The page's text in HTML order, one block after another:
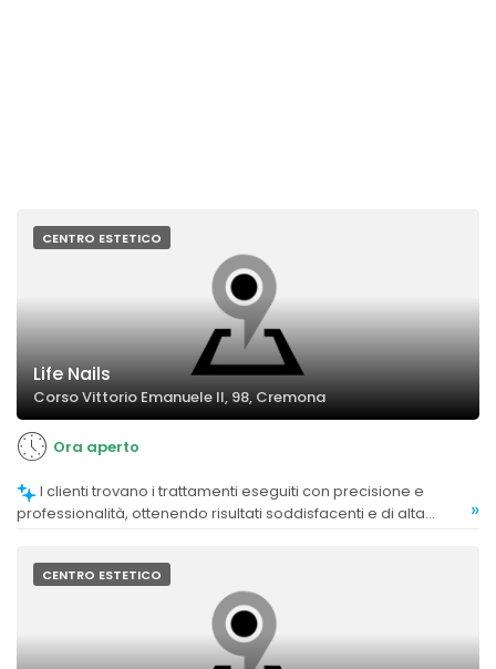
CENTRO ESTETICO
Life Nails
Corso Vittorio Emanuele II, 98, Cremona
Ora aperto
professionalità, ottenendo risultati soddisfacenti e di alta
»
CENTRO ESTETICO